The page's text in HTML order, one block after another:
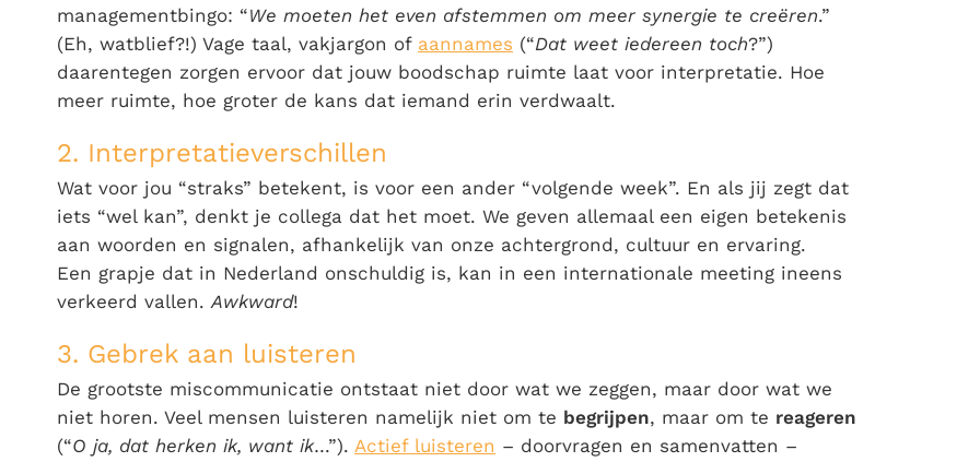
managementbingo: “We moeten het even afstemmen om meer synergie te creëren.”
(Eh, watblief?!) Vage taal, vakjargon of aannames (“Dat weet iedereen toch?”)
daarentegen zorgen ervoor dat jouw boodschap ruimte laat voor interpretatie. Hoe
meer ruimte, hoe groter de kans dat iemand erin verdwaalt.
2. Interpretatieverschillen
Wat voor jou “straks” betekent, is voor een ander “volgende week”. En als jij zegt dat
iets “wel kan”, denkt je collega dat het moet. We geven allemaal een eigen betekenis
aan woorden en signalen, afhankelijk van onze achtergrond, cultuur en ervaring.
Een grapje dat in Nederland onschuldig is, kan in een internationale meeting ineens
verkeerd vallen.Awkward!
3. Gebrek aan luisteren
De grootste miscommunicatie ontstaat niet door wat we zeggen, maar door wat we
niet horen. Veel mensen luisteren namelijk niet om te begrijpen, maar om te reageren
(“O ja, dat herken ik, want ik…”). Actief luisteren – doorvragen en samenvatten –